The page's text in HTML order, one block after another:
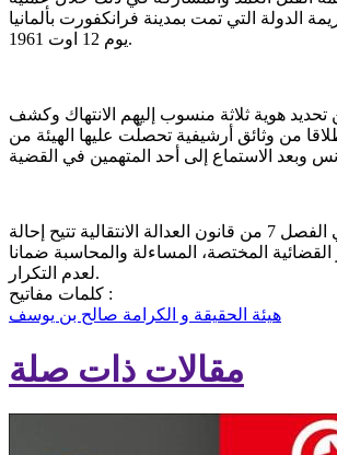
الدولة التي تمت بمدينة فرانكفورت بألمانيا
يوم 12 اوت 1961.
تحديد هوية ثلاثة منسوب إليهم الانتهاك وكشف
من وثائق أرشيفية تحصلّت عليها الهيئة من
وحسب ما ورد في الفصل 7 من قانون العدالة الانتقالية تتيح إحالة
القضائية المختصة، المساءلة والمحاسبة ضمانا
لعدم التكرار.
كلمات مفاتيح :
هيئة الحقيقة و الكرامة صالح بن يوسف
مقالات ذات صلة